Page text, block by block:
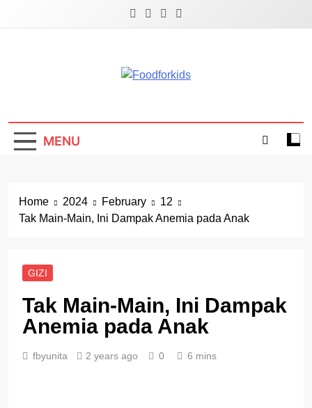
MENU
Home 2024 February
12
Tak Main-Main, Ini Dampak Anemia pada Anak
GIZI
Tak Main-Main, Ini Dampak
Anemia pada Anak
fbyunita 2 years ago 0 6 mins